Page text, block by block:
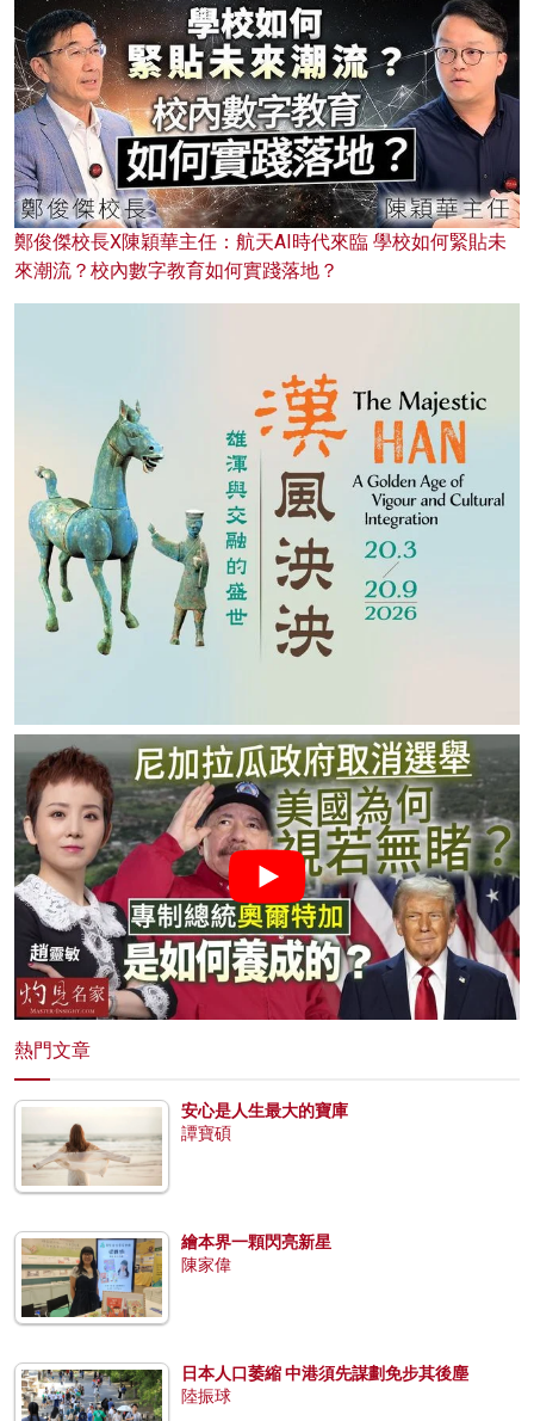
鄭俊傑校長X陳穎華主任：航天AI時代來臨 學校如何緊貼未
來潮流？校內數字教育如何實踐落地？
熱門文章
安心是人生最大的寶庫
譚寶碩
繪本界一顆閃亮新星
陳家偉
日本人口萎縮 中港須先謀劃免步其後塵
陸振球